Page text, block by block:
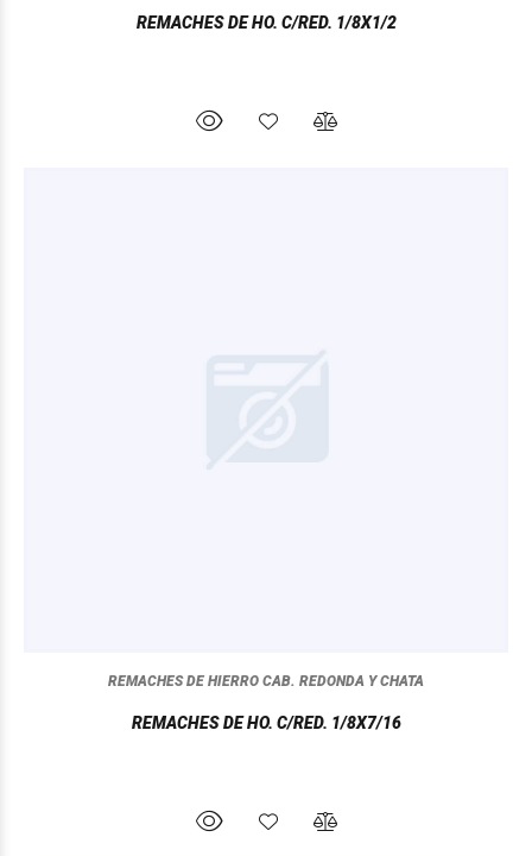
REMACHES DE HO. C/RED. 1/8X1/2
REMACHES DE HIERRO CAB. REDONDA Y CHATA
REMACHES DE HO. C/RED. 1/8X7/16